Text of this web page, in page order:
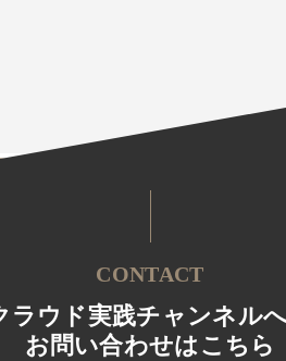
CONTACT
ラウド実践チャンネル
お問い合わせはこちら